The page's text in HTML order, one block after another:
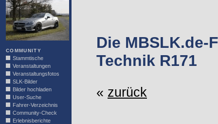
COMMUNITY
Stammtische
Veranstaltungen
Veranstaltungsfotos
SLK-Bilder
Bilder hochladen
User-Suche
Fahrer-Verzeichnis
Community-Check
Erlebnisberichte
Die MBSLK.de-
Technik R171
« zurück